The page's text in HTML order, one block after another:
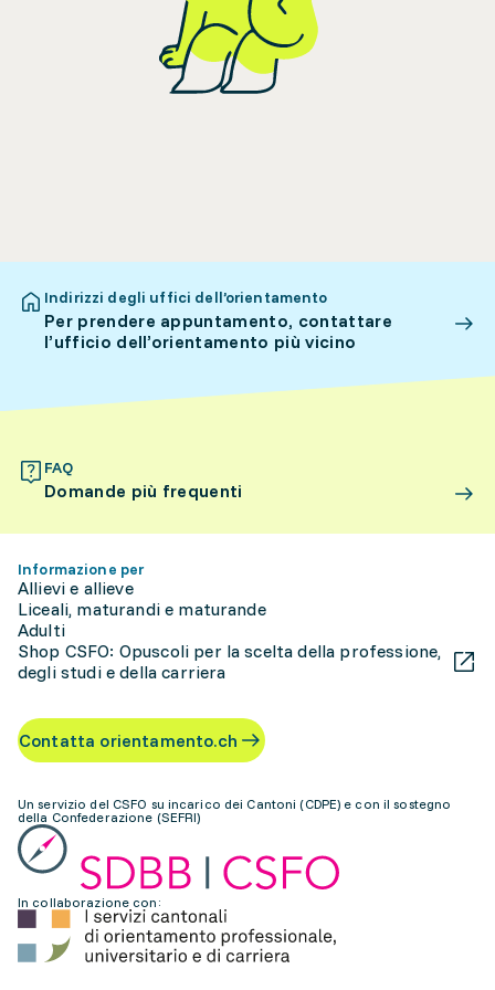
Indirizzi degli uffici dell’orientamento
Per prendere appuntamento, contattare
l’ufficio dell’orientamento più vicino
FAQ
Domande più frequenti
Informazione per
Allievi e allieve
Liceali, maturandi e maturande
Adulti
Shop CSFO: Opuscoli per la scelta della professione,
degli studi e della carriera
Contatta orientamento.ch
Un servizio del CSFO su incarico dei Cantoni (CDPE) e con il sostegno
della Confederazione (SEFRI)
In collaborazione con: